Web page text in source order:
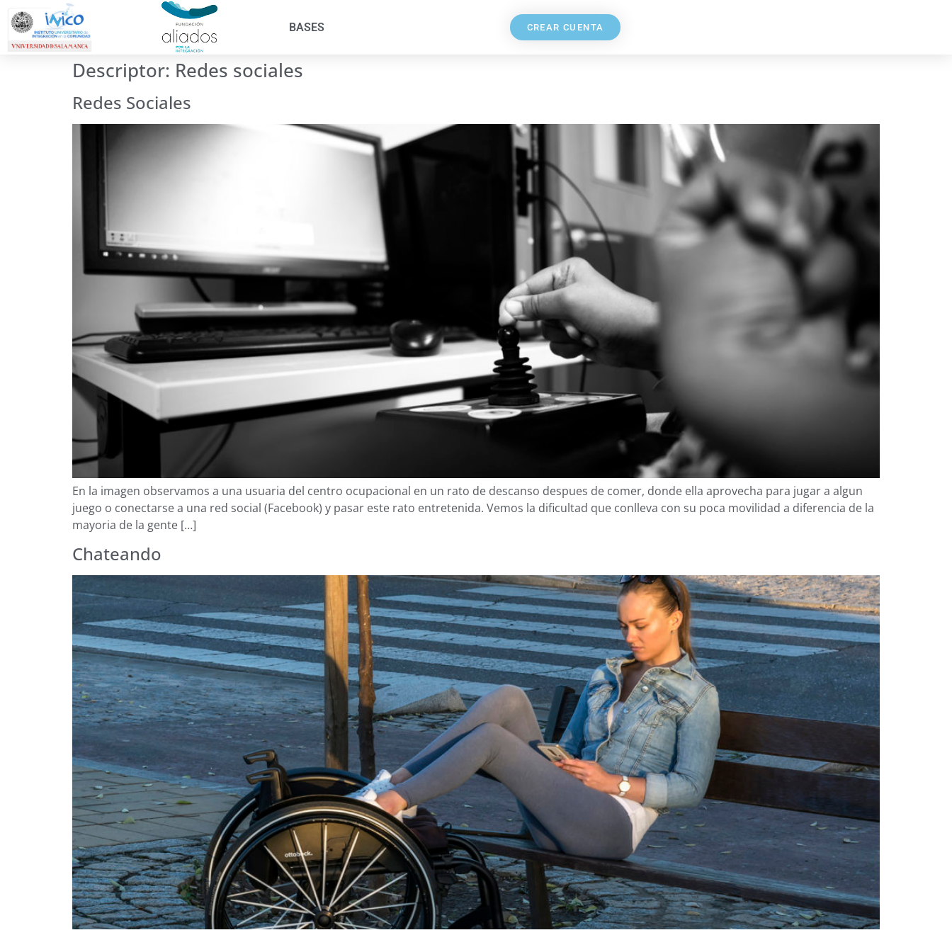
BASES CREAR CUENTA
Descriptor: Redes sociales
Redes Sociales
En la imagen observamos a una usuaria del centro ocupacional en un rato de descanso despues de comer, donde ella aprovecha para jugar a algun
juego o conectarse a una red social (Facebook) y pasar este rato entretenida. Vemos la dificultad que conlleva con su poca movilidad a diferencia de la
mayoria de la gente […]
Chateando